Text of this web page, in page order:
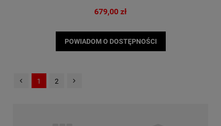
679,00 zł
POWIADOM O DOSTĘPNOŚCI
1 2